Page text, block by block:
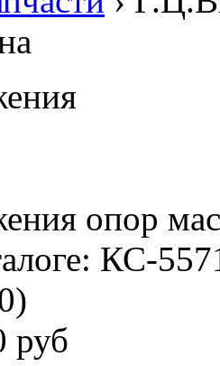
опор
КС-
руб